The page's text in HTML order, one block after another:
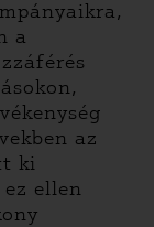
a
az
ki
ellen